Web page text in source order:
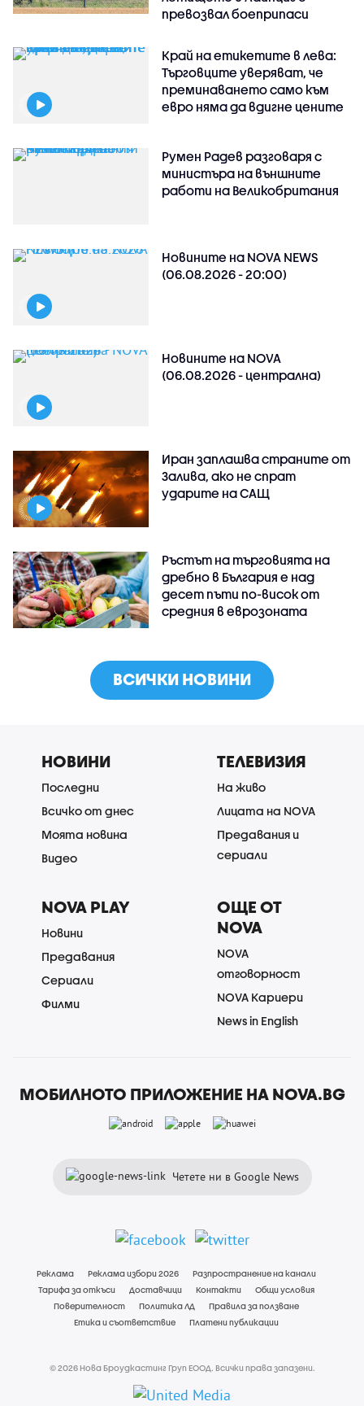
превозвал боеприпаси
Край на етикетите в лева:
Търговците уверяват, че
преминаването само към
евро няма да вдигне цените
Румен Радев разговаря с
министъра на външните
работи на Великобритания
Новините на NOVA NEWS
(06.08.2026 - 20:00)
Новините на NOVA
(06.08.2026 - централна)
Иран заплашва страните от
Залива, ако не спрат
ударите на САЩ
Ръстът на търговията на
дребно в България е над
десет пъти по-висок от
средния в еврозоната
ВСИЧКИ НОВИНИ
НОВИНИ
Последни
Всичко от днес
Моята новина
Видео
ТЕЛЕВИЗИЯ
На живо
Лицата на NOVA
Предавания и
сериали
NOVA PLAY
Новини
Предавания
Сериали
Филми
ОЩЕ ОТ
NOVA
NOVA
отговорност
NOVA Кариери
News in English
МОБИЛНОТО ПРИЛОЖЕНИЕ НА NOVA.BG
Четете ни в Google News
Реклама Реклама избори 2026
Разпространение на канали
Тарифа за откъси
Доставчици Контакти
Общи условия
Поверителност
Политика ЛД
Правила за ползване
Етика и съответствие
Платени публикации
© 2026 Нова Броудкастинг Груп ЕООД. Всички права запазени.